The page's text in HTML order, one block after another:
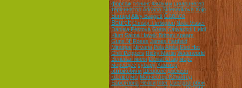
форсаж тюнинг Фильмы шварцнегер
терминатор Adriana Sklenarikova Xojo
BurngotAlley Baggett Caprice
Bourett Christy Turlington Nikki Visser
Daniela Pestova Greta Caiwasoni Heidi
Klum Salma Hayek Britney spears
Guns N' Roses James Hettfield
Minoque Nirvana Pola Abdul Red Hot
Chilli Peppers Ricky Martin Waterworld
Зеленая миля Denial Craig мерс
мерседес субару Хаммер
автомобили Шевроле джексон
коэльо мю Манчестер Юнайтед
Барселона Челси Inter Liverpool обои